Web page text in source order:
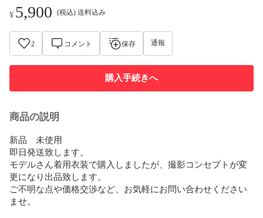
¥5,900 (税込) 送料込み
2 コメント 保存 通報
購入手続きへ
商品の説明
新品　未使用
即日発送致します。
モデルさん着用衣装で購入しましたが、撮影コンセプトが変
更になり出品致します。
ご不明な点や価格交渉など、お気軽にお問い合わせください
ませ。